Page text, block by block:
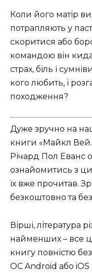
Коли його матір
потрапляють у
скоритися або
командою він
страх, біль і
кого любить, і
походження?
Дуже зручно на
книги «Майкл
Річард Пол Еванс
ознайомитись з
їх вже прочитав.
безкоштовно та без
Вірші, література
найменших – все
книгу повністю
ОС Android або iOS